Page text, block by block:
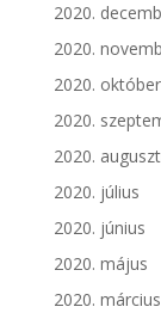
2020.
2020.
2020. október
2020.
2020.
2020. július
2020. június
2020. május
2020. március